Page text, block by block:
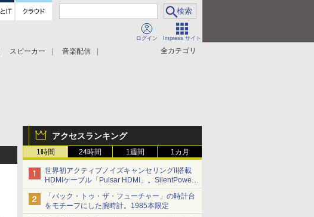
ログイン Impress サイト
全カテゴリ
スピーカー
音楽配信
アクセスランキング
1時間 24時間 1週間 1カ月
世界初アクティブノイズキャンセリングII搭載
HDMIケーブル「Pulsar HDMI」。SilentPower
から
「バック・トゥ・ザ・フューチャー」の時計台
をモチーフにした腕時計。1985本限定